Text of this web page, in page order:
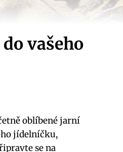
vašeho
oblíbené jarní
jídelníčku,
se na